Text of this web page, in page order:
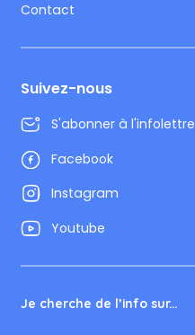
Contact
Suivez-nous
S'abonner à l'infolettre
Facebook
Instagram
Youtube
Je cherche de l’info sur...